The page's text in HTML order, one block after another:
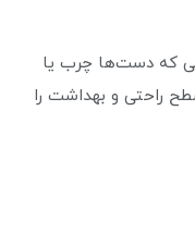
که دست‌ها چرب یا
راحتی و بهداشت را